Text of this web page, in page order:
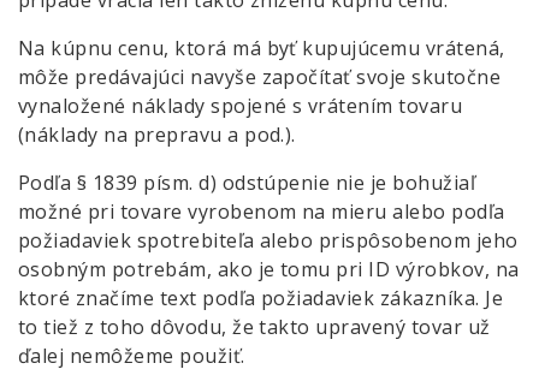
Na kúpnu cenu, ktorá má byť kupujúcemu vrátená,
môže predávajúci navyše započítať svoje skutočne
vynaložené náklady spojené s vrátením tovaru
(náklady na prepravu a pod.).
Podľa § 1839 písm. d) odstúpenie nie je bohužiaľ
možné pri tovare vyrobenom na mieru alebo podľa
požiadaviek spotrebiteľa alebo prispôsobenom jeho
osobným potrebám, ako je tomu pri ID výrobkov, na
ktoré značíme text podľa požiadaviek zákazníka. Je
to tiež z toho dôvodu, že takto upravený tovar už
ďalej nemôžeme použiť.